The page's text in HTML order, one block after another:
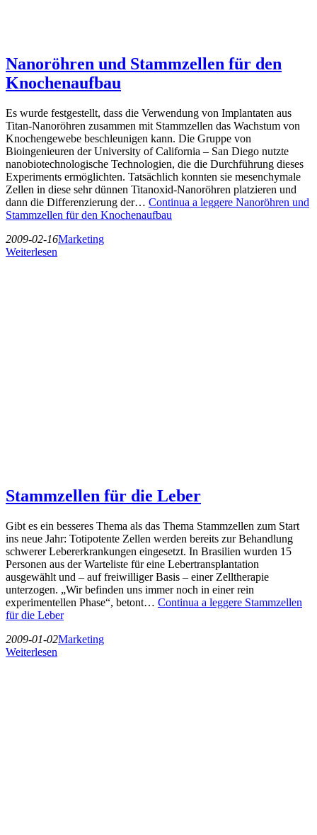
Nanoröhren und Stammzellen für den
Knochenaufbau
Es wurde festgestellt, dass die Verwendung von Implantaten aus
Titan-Nanoröhren zusammen mit Stammzellen das Wachstum von
Knochengewebe beschleunigen kann. Die Gruppe von
Bioingenieuren der University of California – San Diego nutzte
nanobiotechnologische Technologien, die die Durchführung dieses
Experiments ermöglichten. Tatsächlich konnten sie mesenchymale
Zellen in diese sehr dünnen Titanoxid-Nanoröhren platzieren und
dann die Differenzierung der… Continua a leggere Nanoröhren und
Stammzellen für den Knochenaufbau
2009-02-16Marketing
Weiterlesen
Stammzellen für die Leber
Gibt es ein besseres Thema als das Thema Stammzellen zum Start
ins neue Jahr: Totipotente Zellen werden bereits zur Behandlung
schwerer Lebererkrankungen eingesetzt. In Brasilien wurden 15
Personen aus der Warteliste für eine Lebertransplantation
ausgewählt und – auf freiwilliger Basis – einer Zelltherapie
unterzogen. „Wir befinden uns immer noch in einer rein
experimentellen Phase“, betont… Continua a leggere Stammzellen
für die Leber
2009-01-02Marketing
Weiterlesen